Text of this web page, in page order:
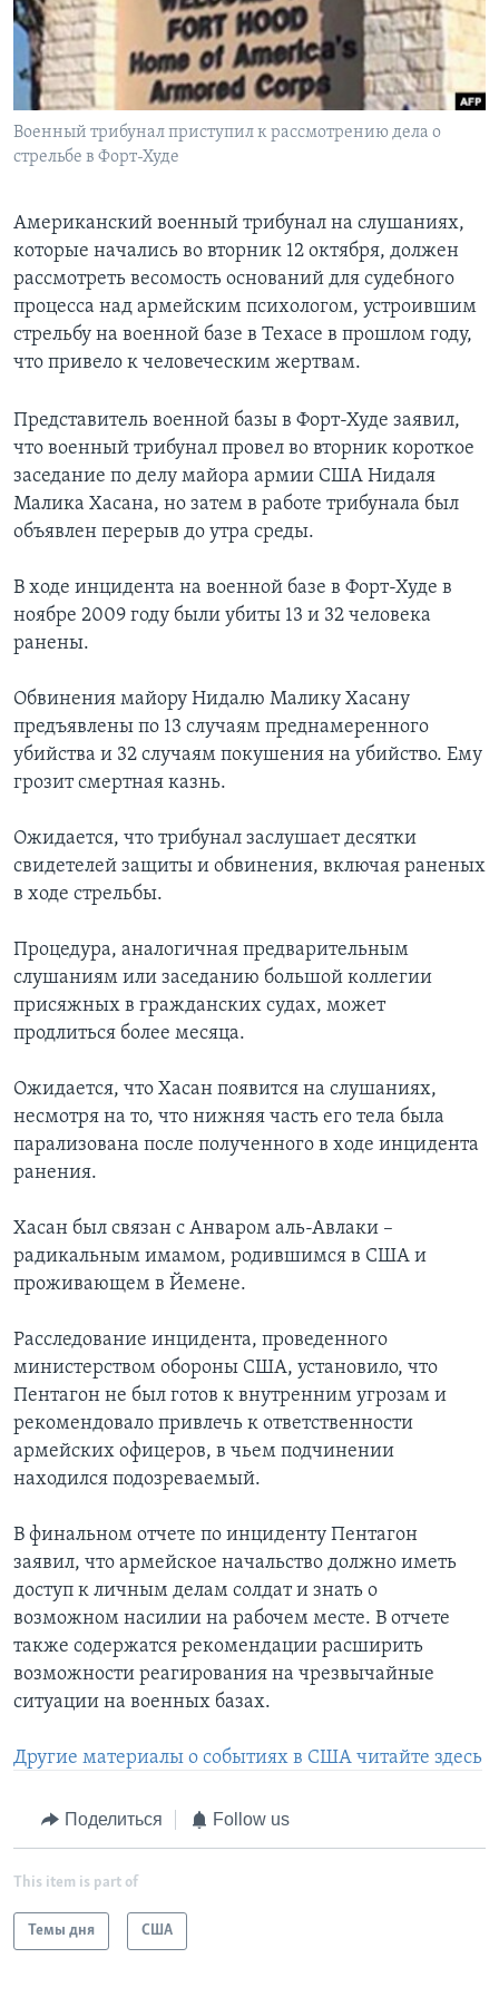
Learning English
СОЦИАЛЬНЫЕ СЕТИ
Военный трибунал приступил к рассмотрению дела о
стрельбе в Форт-Худе
Американский военный трибунал на слушаниях,
которые начались во вторник 12 октября, должен
рассмотреть весомость оснований для судебного
процесса над армейским психологом, устроившим
стрельбу на военной базе в Техасе в прошлом году,
что привело к человеческим жертвам.
Представитель военной базы в Форт-Худе заявил,
что военный трибунал провел во вторник короткое
заседание по делу майора армии США Нидаля
Малика Хасана, но затем в работе трибунала был
объявлен перерыв до утра среды.
В ходе инцидента на военной базе в Форт-Худе в
ноябре 2009 году были убиты 13 и 32 человека
ранены.
Обвинения майору Нидалю Малику Хасану
предъявлены по 13 случаям преднамеренного
убийства и 32 случаям покушения на убийство. Ему
грозит смертная казнь.
Ожидается, что трибунал заслушает десятки
свидетелей защиты и обвинения, включая раненых
в ходе стрельбы.
Процедура, аналогичная предварительным
слушаниям или заседанию большой коллегии
присяжных в гражданских судах, может
продлиться более месяца.
Ожидается, что Хасан появится на слушаниях,
несмотря на то, что нижняя часть его тела была
парализована после полученного в ходе инцидента
ранения.
Хасан был связан с Анваром аль-Авлаки –
радикальным имамом, родившимся в США и
проживающем в Йемене.
Расследование инцидента, проведенного
министерством обороны США, установило, что
Пентагон не был готов к внутренним угрозам и
рекомендовало привлечь к ответственности
армейских офицеров, в чьем подчинении
находился подозреваемый.
В финальном отчете по инциденту Пентагон
заявил, что армейское начальство должно иметь
доступ к личным делам солдат и знать о
возможном насилии на рабочем месте. В отчете
также содержатся рекомендации расширить
возможности реагирования на чрезвычайные
ситуации на военных базах.
Другие материалы о событиях в США читайте здесь
Поделиться Follow us
This item is part of
Темы дня США